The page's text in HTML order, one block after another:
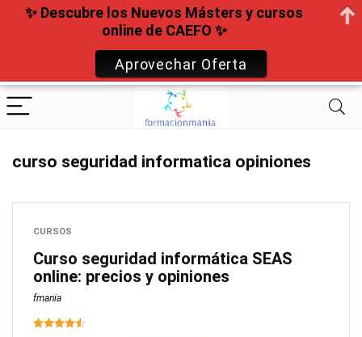
curso seguridad informatica opiniones
CURSOS
Curso seguridad informática SEAS
online: precios y opiniones
fmania
✨ Descubre los Nuevos Másters y cursos
online de CAEFO ✨
Aprovechar Oferta